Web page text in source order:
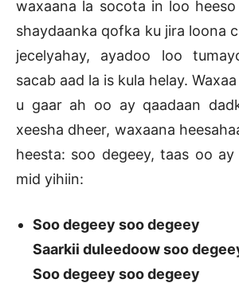
waxaana la socota in loo
shaydaanka qofka ku jira loona
jecelyahay, ayadoo loo
sacab aad la is kula helay.
u gaar ah oo ay qaadaan
xeesha dheer, waxaana
heesta: soo degeey, taas oo ay
mid yihiin:
Soo degeey soo degeey
Saarkii duleedoow soo
Soo degeey soo degeey